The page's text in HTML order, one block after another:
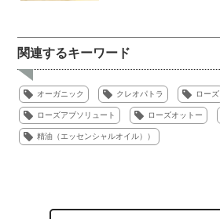
関連するキーワード
オーガニック クレオパトラ ローズ
ローズアブソリュート ローズオットー
精油（エッセンシャルオイル））